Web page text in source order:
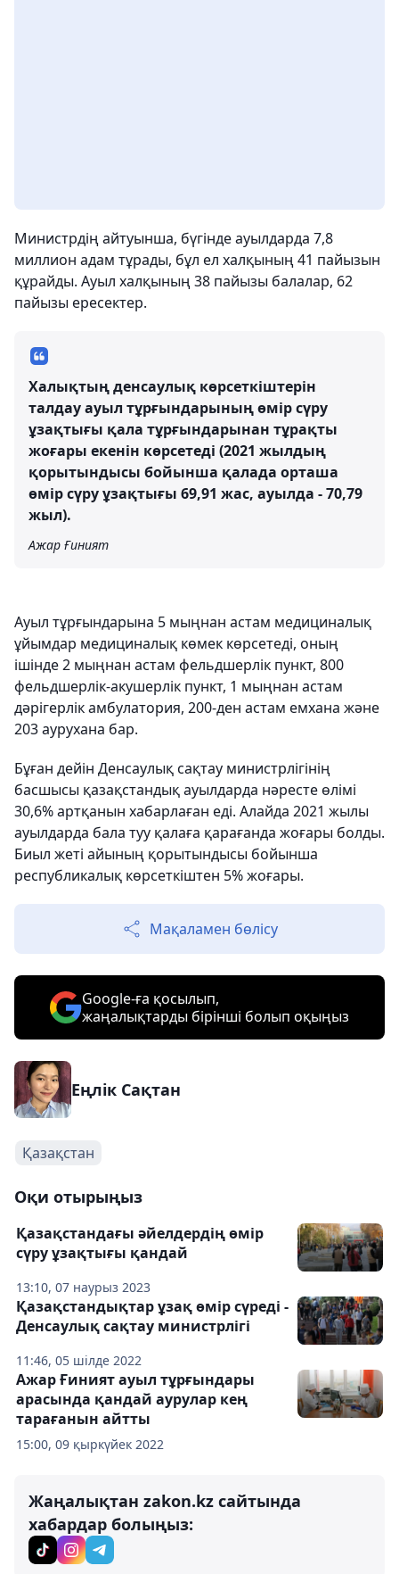
Министрдің айтуынша, бүгінде ауылдарда 7,8
миллион адам тұрады, бұл ел халқының 41 пайызын
құрайды. Ауыл халқының 38 пайызы балалар, 62
пайызы ересектер.
Халықтың денсаулық көрсеткіштерін
талдау ауыл тұрғындарының өмір сүру
ұзақтығы қала тұрғындарынан тұрақты
жоғары екенін көрсетеді (2021 жылдың
қорытындысы бойынша қалада орташа
өмір сүру ұзақтығы 69,91 жас, ауылда - 70,79
жыл).
Ажар Ғиният
Ауыл тұрғындарына 5 мыңнан астам медициналық
ұйымдар медициналық көмек көрсетеді, оның
ішінде 2 мыңнан астам фельдшерлік пункт, 800
фельдшерлік-акушерлік пункт, 1 мыңнан астам
дәрігерлік амбулатория, 200-ден астам емхана және
203 аурухана бар.
Бұған дейін Денсаулық сақтау министрлігінің
басшысы қазақстандық ауылдарда нәресте өлімі
30,6% артқанын хабарлаған еді. Алайда 2021 жылы
ауылдарда бала туу қалаға қарағанда жоғары болды.
Биыл жеті айының қорытындысы бойынша
республикалық көрсеткіштен 5% жоғары.
Мақаламен бөлісу
Google-ға қосылып,
жаңалықтарды бірінші болып оқыңыз
Еңлік Сақтан
Қазақстан
Оқи отырыңыз
13:10, 07 наурыз 2023
Қазақстандағы әйелдердің өмір
сүру ұзақтығы қандай
11:46, 05 шілде 2022
Қазақстандықтар ұзақ өмір сүреді -
Денсаулық сақтау министрлігі
15:00, 09 қыркүйек 2022
Ажар Ғиният ауыл тұрғындары
арасында қандай аурулар кең
тарағанын айтты
Жаңалықтан zakon.kz сайтында
хабардар болыңыз: